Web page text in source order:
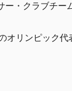
・クラブチー
オリンピック代